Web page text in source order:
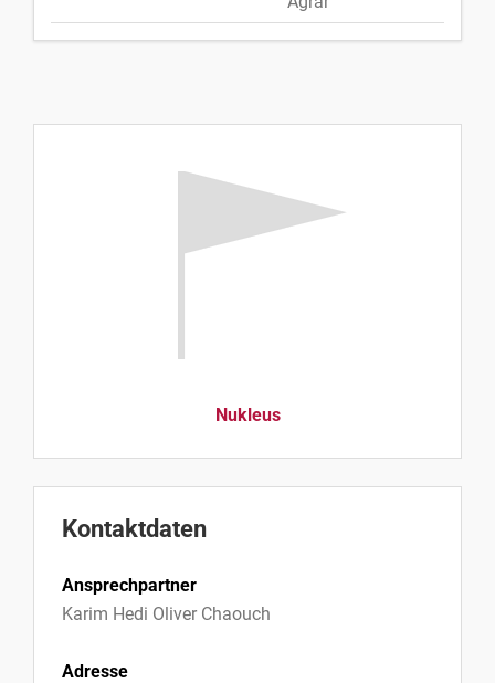
Nukleus
Kontaktdaten
Ansprechpartner
Karim Hedi Oliver Chaouch
Adresse